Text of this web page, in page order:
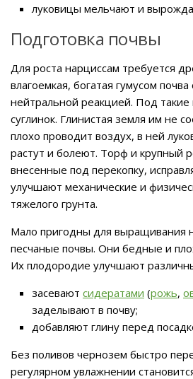
луковицы мельчают и
Подготовка почвы
Для роста нарциссам требуется
влагоемкая, богатая гумусом
нейтральной реакцией. Под
суглинок. Глинистая земля им не
плохо проводит воздух, в ней
растут и болеют. Торф и крупный
внесенные под перекопку,
улучшают механические и
тяжелого грунта.
Мало пригодны для выращивания
песчаные почвы. Они бедные и
Их плодородие улучшают
засевают сидератами (рожь,
заделывают в почву;
добавляют глину перед
Без поливов чернозем быстро
регулярном увлажнении